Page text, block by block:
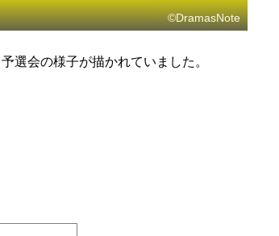
©DramasNote
選会の様子が描かれていました。